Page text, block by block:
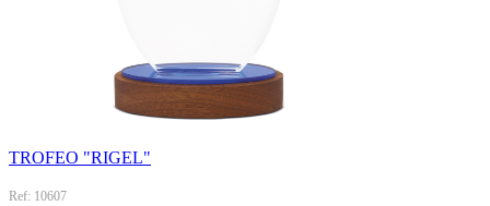
TROFEO "RIGEL"
Ref: 10607